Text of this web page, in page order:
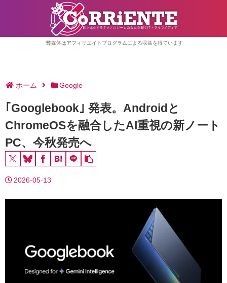
弊媒体はアフィリエイトプログラムによる収益を得ています
ホーム Google
｢Googlebook｣ 発表。Androidと
ChromeOSを融合したAI重視の新ノート
PC、今秋発売へ
2026-05-13